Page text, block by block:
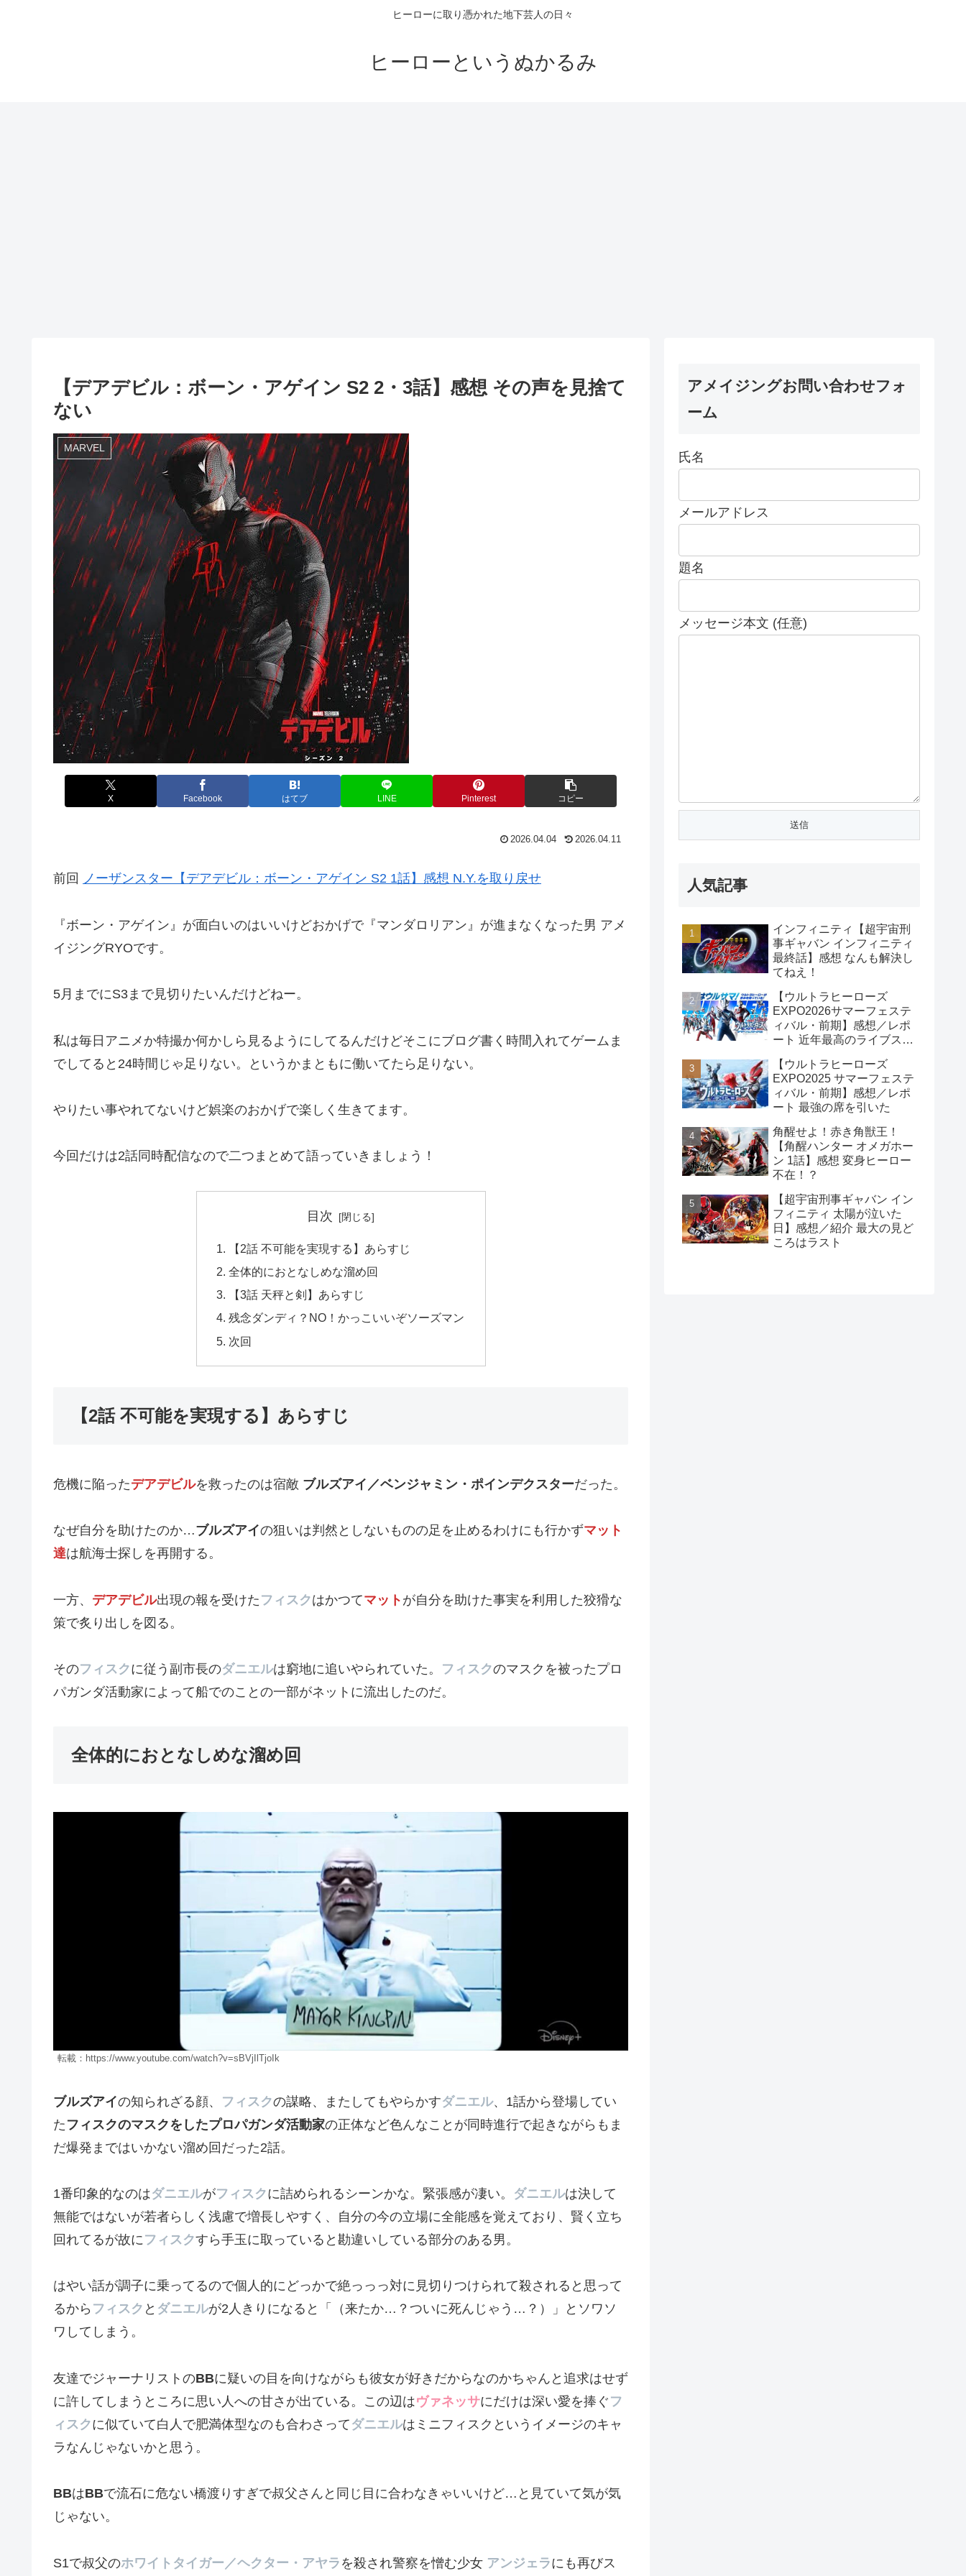
ヒーローに取り憑かれた地下芸人の日々
ヒーローというぬかるみ
【デアデビル：ボーン・アゲイン S2 2・3話】感想 その声を見捨て
ない
MARVEL
X Facebook はてブ LINE Pinterest コピー
2026.04.04 2026.04.11
前回 ノーザンスター【デアデビル：ボーン・アゲイン S2 1話】感想 N.Y.を取り戻せ
『ボーン・アゲイン』が面白いのはいいけどおかげで『マンダロリアン』が進まなくなった男 アメ
イジングRYOです。
5月までにS3まで見切りたいんだけどねー。
私は毎日アニメか特撮か何かしら見るようにしてるんだけどそこにブログ書く時間入れてゲームま
でしてると24時間じゃ足りない。というかまともに働いてたら足りない。
やりたい事やれてないけど娯楽のおかげで楽しく生きてます。
今回だけは2話同時配信なので二つまとめて語っていきましょう！
目次
【2話 不可能を実現する】あらすじ
全体的におとなしめな溜め回
【3話 天秤と剣】あらすじ
残念ダンディ？NO！かっこいいぞソーズマン
次回
【2話 不可能を実現する】あらすじ
危機に陥ったデアデビルを救ったのは宿敵 ブルズアイ／ベンジャミン・ポインデクスターだった。
なぜ自分を助けたのか…ブルズアイの狙いは判然としないものの足を止めるわけにも行かずマット
達は航海士探しを再開する。
一方、 デアデビル出現の報を受けた フィスクはかつてマット が自分を助けた事実を利用した狡猾な
策で炙り出しを図る。
そのフィスクに従う副市長のダニエルは窮地に追いやられていた。 フィスクのマスクを被ったプロ
パガンダ活動家によって船でのことの一部がネットに流出したのだ。
全体的におとなしめな溜め回
転載：https://www.youtube.com/watch?v=sBVjIlTjoIk
ブルズアイの知られざる顔、 フィスクの謀略、またしてもやらかすダニエル、1話から登場してい
た フィスクのマスクをしたプロパガンダ活動家の正体など色んなことが同時進行で起きながらもま
だ爆発まではいかない溜め回だった2話。
1番印象的なのはダニエルがフィスクに詰められるシーンかな。緊張感が凄い。 ダニエルは決して
無能ではないが若者らしく浅慮で増長しやすく、自分の今の立場に全能感を覚えており、賢く立ち
回れてるが故に フィスクすら手玉に取っていると勘違いしている部分のある男。
はやい話が調子に乗ってるので個人的にどっかで絶っっっ対に見切りつけられて殺されると思って
るから フィスク と ダニエルが2人きりになると「（来たか…？ついに死んじゃう…？）」とソワソ
ワしてしまう。
友達でジャーナリストのBBに疑いの目を向けながらも彼女が好きだからなのかちゃんと追求はせず
に許してしまうところに思い人への甘さが出ている。この辺はヴァネッサにだけは深い愛を捧ぐ フ
ィスクに似ていて白人で肥満体型なのも合わさって ダニエルはミニフィスクというイメージのキャ
ラなんじゃないかと思う。
BBはBBで流石に危ない橋渡りすぎで叔父さんと同じ目に合わなきゃいいけど…と見ていて気が気
じゃない。
S1で叔父のホワイトタイガー／ヘクター・アヤラ を殺され警察を憎む少女 アンジェラにも再びス
アメイジングお問い合わせフォ
ーム
氏名
メールアドレス
題名
メッセージ本文 (任意)
人気記事
インフィニティ【超宇宙刑
事ギャバン インフィニティ
最終話】感想 なんも解決し
てねえ！
【ウルトラヒーローズ
EXPO2026サマーフェステ
ィバル・前期】感想／レポ
ート 近年最高のライブステ
【ウルトラヒーローズ
EXPO2025 サマーフェステ
ィバル・前期】感想／レポ
ート 最強の席を引いた
角醒​せよ！赤き角獣​王！
【角醒​ハンター オメガホー
ン 1話】感想 変身ヒーロー
不在！？
【超宇宙刑事ギャバン イン
フィニティ 太陽が泣いた
日】感想／紹介 最大の見ど
ころはラスト